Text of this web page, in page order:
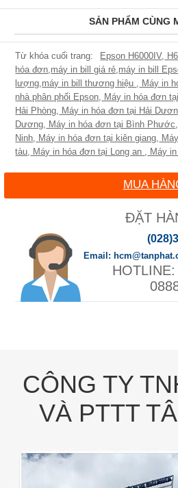
SẢN PHẨM CÙNG
Epson H6000IV,
hóa đơn,máy in bill giá rẻ,máy in bill
lượng,máy in bill thương hiệu , Máy in
nhà phân phối Epson, Máy in hóa đơn
Hải Phòng, Máy in hóa đơn tại Hải
Dương, Máy in hóa đơn tại Bình Phước,
Ninh, Máy in hóa đơn tại kiên giang,
tàu, Máy in hóa đơn tại Long an , Máy
MUA
ĐẶT
CÔNG TY
VÀ PTTT